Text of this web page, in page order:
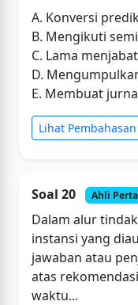
A. Konversi
B. Mengikuti
C. Lama
D.
E. Membuat
Lihat Pembahasan
Soal 20 Ahli
Dalam alur
instansi yang
jawaban atau
atas
waktu...